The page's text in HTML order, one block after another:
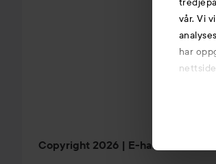
vår. Vi
har
Copyright 2026 E-handel av